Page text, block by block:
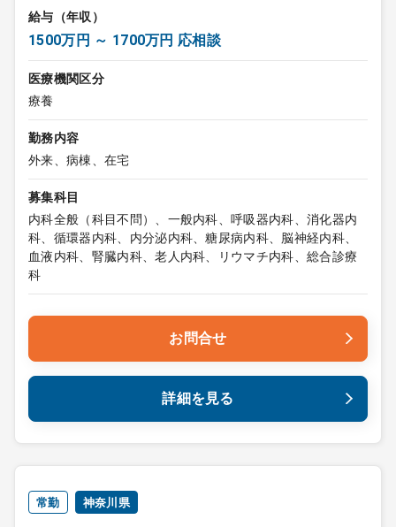
給与（年収）
1500万円 ～ 1700万円 応相談
医療機関区分
療養
勤務内容
外来、病棟、在宅
募集科目
内科全般（科目不問）、一般内科、呼吸器内科、消化器内
科、循環器内科、内分泌内科、糖尿病内科、脳神経内科、
血液内科、腎臓内科、老人内科、リウマチ内科、総合診療
科
お問合せ
詳細を見る
常勤 神奈川県